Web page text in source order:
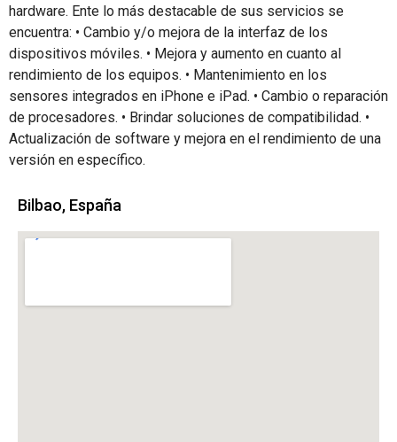
hardware. Ente lo más destacable de sus servicios se
encuentra: • Cambio y/o mejora de la interfaz de los
dispositivos móviles. • Mejora y aumento en cuanto al
rendimiento de los equipos. • Mantenimiento en los
sensores integrados en iPhone e iPad. • Cambio o reparación
de procesadores. • Brindar soluciones de compatibilidad. •
Actualización de software y mejora en el rendimiento de una
versión en específico.
Bilbao, España